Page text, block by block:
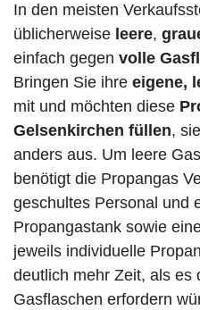
In den meisten
üblicherweise leere,
einfach gegen volle
Bringen Sie ihre eigene,
mit und möchten diese
Gelsenkirchen füllen,
anders aus. Um leere
benötigt die Propangas
geschultes Personal und
Propangastank sowie
jeweils individuelle
deutlich mehr Zeit, als es
Gasflaschen erfordern